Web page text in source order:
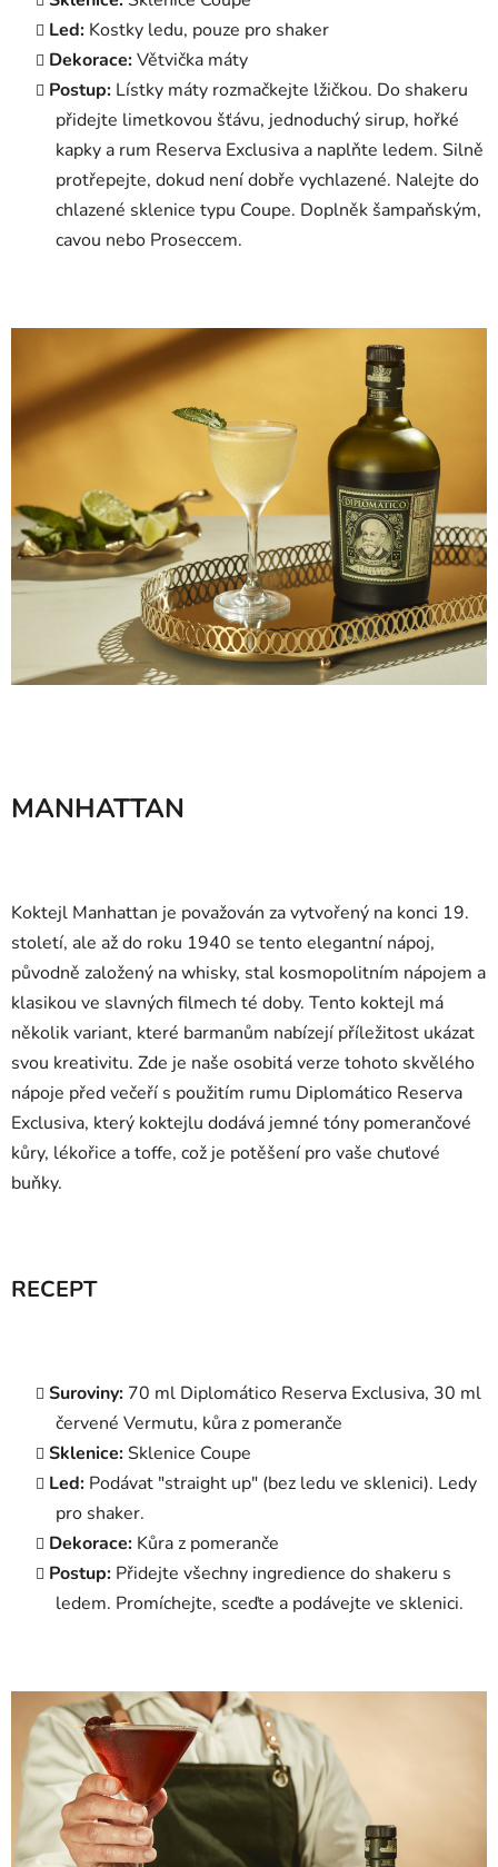
Led: Kostky ledu, pouze pro shaker
Dekorace:Větvička máty
Postup: Lístky máty rozmačkejte lžičkou. Do shakeru
přidejte limetkovou šťávu, jednoduchý sirup, hořké
kapky a rum Reserva Exclusiva a naplňte ledem. Silně
protřepejte, dokud není dobře vychlazené. Nalejte do
chlazené sklenice typu Coupe. Doplněk šampaňským,
cavou nebo Proseccem.
MANHATTAN
Koktejl Manhattan je považován za vytvořený na konci 19.
století, ale až do roku 1940 se tento elegantní nápoj,
původně založený na whisky, stal kosmopolitním nápojem a
klasikou ve slavných filmech té doby. Tento koktejl má
několik variant, které barmanům nabízejí příležitost ukázat
svou kreativitu. Zde je naše osobitá verze tohoto skvělého
nápoje před večeří s použitím rumu Diplomático Reserva
Exclusiva, který koktejlu dodává jemné tóny pomerančové
kůry, lékořice a toffe, což je potěšení pro vaše chuťové
buňky.
RECEPT
Suroviny: 70 ml Diplomático Reserva Exclusiva, 30 ml
červené Vermutu, kůra z pomeranče
Sklenice:Sklenice Coupe
Led: Podávat "straight up" (bez ledu ve sklenici). Ledy
pro shaker.
Dekorace: Kůra z pomeranče
Postup: Přidejte všechny ingredience do shakeru s
ledem. Promíchejte, sceďte a podávejte ve sklenici.